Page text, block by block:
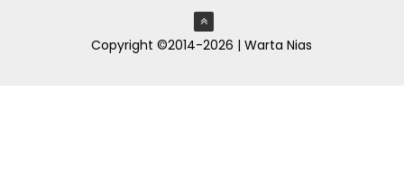
Copyright ©2014-2026 | Warta Nias